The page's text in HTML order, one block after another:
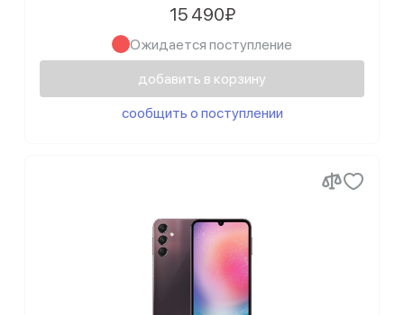
Samsung Galaxy A22s
Samsung Galaxy A14 Samsung Galaxy A13
Samsung Galaxy A04e
15 490₽
Ожидается поступление
добавить в корзину
сообщить о поступлении